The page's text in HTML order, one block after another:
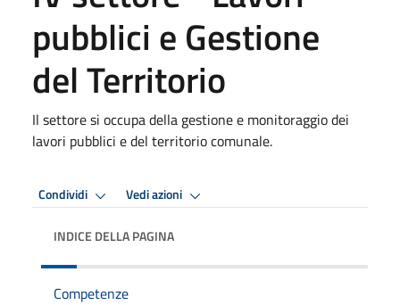
pubblici e Gestione
del Territorio
Il settore si occupa della gestione e monitoraggio dei
lavori pubblici e del territorio comunale.
Condividi Vedi azioni
INDICE DELLA PAGINA
Competenze